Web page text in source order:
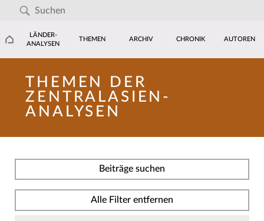
LÄNDER-
ANALYSEN
THEMEN ARCHIV CHRONIK AUTOREN
THEMEN DER
ZENTRALASIEN-
ANALYSEN
Beiträge suchen
Alle Filter entfernen